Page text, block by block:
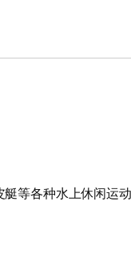
等各种水上休闲运